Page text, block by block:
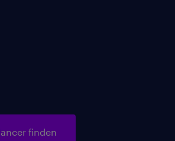
Personalagentur mit der
finden